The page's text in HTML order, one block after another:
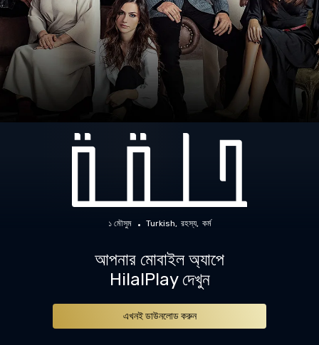
১ মৌসুম Turkish রহস্য কর্ম
আপনার মোবাইল অ্যাপে
HilalPlay দেখুন
এখনই ডাউনলোড করুন